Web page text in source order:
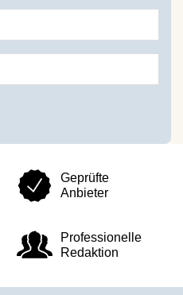
Geprüfte
Anbieter
Professionelle
Redaktion